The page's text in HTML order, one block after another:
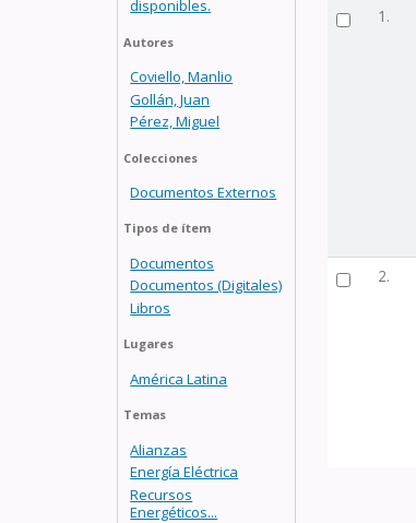
disponibles.
Autores
Coviello, Manlio
Gollán, Juan
Pérez, Miguel
Colecciones
Documentos Externos
Tipos de ítem
Documentos
Documentos (Digitales)
Libros
Lugares
América Latina
Temas
Alianzas
Energía Eléctrica
Recursos
Energéticos...
1.
2.